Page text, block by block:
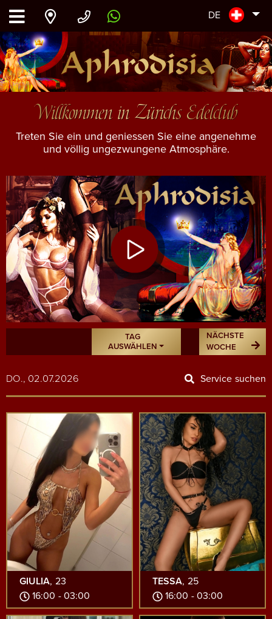
DE
Willkommen in Zürichs Edelclub
Treten Sie ein und geniessen Sie eine angenehme
und völlig ungezwungene Atmosphäre.
TAG
AUSWÄHLEN
NÄCHSTE
WOCHE
DO., 02.07.2026 Service suchen
GIULIA, 23
16:00 - 03:00
TESSA, 25
16:00 - 03:00